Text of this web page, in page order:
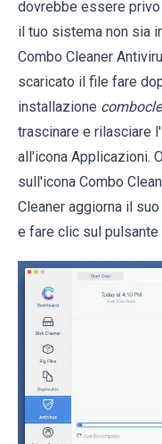
dovrebbe essere
il tuo sistema non sia
Combo Cleaner
scaricato il file fare
installazione
trascinare e rilasciare
all'icona Applicazioni.
sull'icona Combo
Cleaner aggiorna il
e fare clic sul pulsante